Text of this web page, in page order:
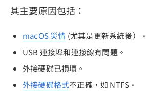
其主要原因包括：
macOS 災情 (尤其是更新系統後）。
USB 連接埠和連接線有問題。
外接硬碟已損壞。
外接硬碟格式不正確，如 NTFS。